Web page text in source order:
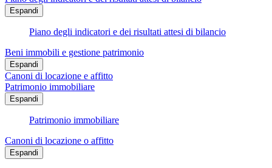
Espandi
Piano degli indicatori e dei risultati attesi di bilancio
Beni immobili e gestione patrimonio
Espandi
Canoni di locazione e affitto
Patrimonio immobiliare
Espandi
Patrimonio immobiliare
Canoni di locazione o affitto
Espandi